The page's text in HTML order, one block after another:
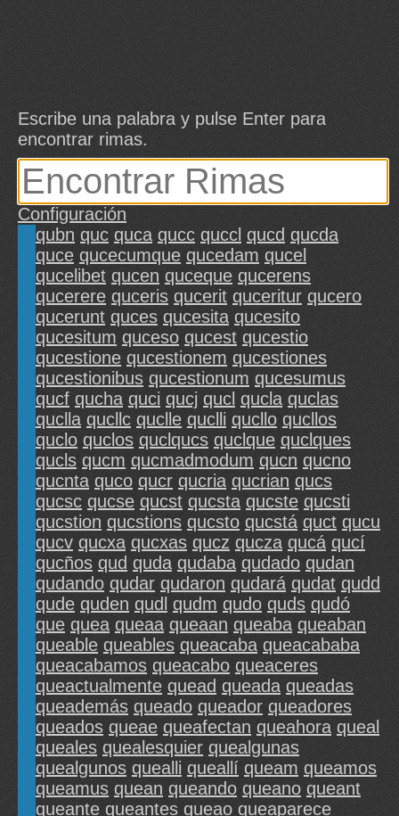
Escribe una palabra y pulse Enter para
encontrar rimas.
Configuración
qubn quc quca qucc quccl qucd qucda
quce qucecumque qucedam qucel
qucelibet qucen quceque qucerens
qucerere quceris qucerit quceritur qucero
qucerunt quces qucesita qucesito
qucesitum quceso qucest qucestio
qucestione qucestionem qucestiones
qucestionibus qucestionum qucesumus
qucf qucha quci qucj qucl qucla quclas
quclla qucllc quclle quclli qucllo qucllos
quclo quclos quclqucs quclque quclques
qucls qucm qucmadmodum qucn qucno
qucnta quco qucr qucria qucrian qucs
qucsc qucse qucst qucsta qucste qucsti
qucstion qucstions qucsto qucstá quct qucu
qucv qucxa qucxas qucz qucza qucá qucí
qucños qud quda qudaba qudado qudan
qudando qudar qudaron qudará qudat qudd
qude quden qudl qudm qudo quds qudó
que quea queaa queaan queaba queaban
queable queables queacaba queacababa
queacabamos queacabo queaceres
queactualmente quead queada queadas
queademás queado queador queadores
queados queae queafectan queahora queal
queales quealesquier quealgunas
quealgunos quealli queallí queam queamos
queamus quean queando queano queant
queante queantes queao queaparece